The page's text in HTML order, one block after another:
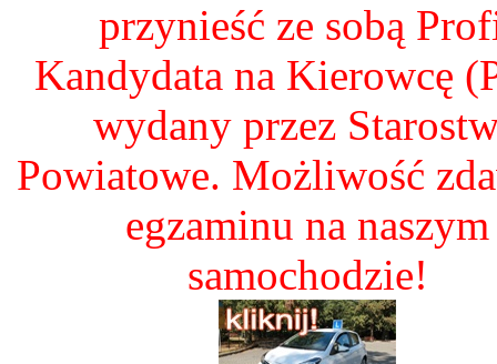
przynieść ze sobą
Kandydata na Kierowcę
wydany przez
Powiatowe. Możliwość
egzaminu na naszym
samochodzie!